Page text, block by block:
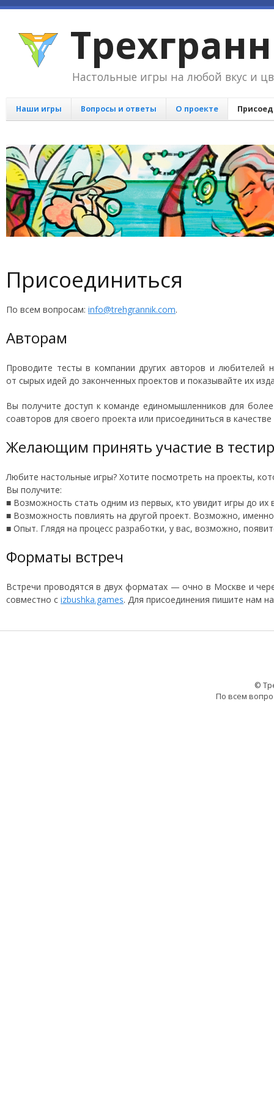
Настольные игры на любой вкус и
Наши игры Вопросы и ответы О проекте
Присоединиться
По всем вопросам: info@trehgrannik.com.
Авторам
Проводите тесты в компании других авторов и любителей
от сырых идей до законченных проектов и показывайте их
Вы получите доступ к команде единомышленников для
соавторов для своего проекта или присоединиться в
Желающим принять участие в
Любите настольные игры? Хотите посмотреть на проекты,
Вы получите:
■ Возможность стать одним из первых, кто увидит игры до их
■ Возможность повлиять на другой проект. Возможно,
■ Опыт. Глядя на процесс разработки, у вас, возможно,
Форматы встреч
Встречи проводятся в двух форматах — очно в Москве и
совместно с izbushka.games. Для присоединения пишите нам
©
По всем